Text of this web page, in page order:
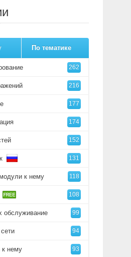
По тематике
262
216
177
174
152
131
к нему 118
108
обслуживание 99
94
к нему 93